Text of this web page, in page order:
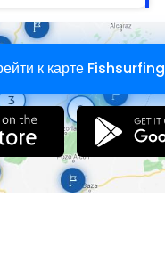
к карте Fishsurfing